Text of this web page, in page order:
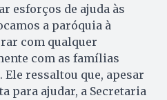
esforços de ajuda às
a paróquia à
com qualquer
com as famílias
Ele ressaltou que, apesar
para ajudar, a Secretaria